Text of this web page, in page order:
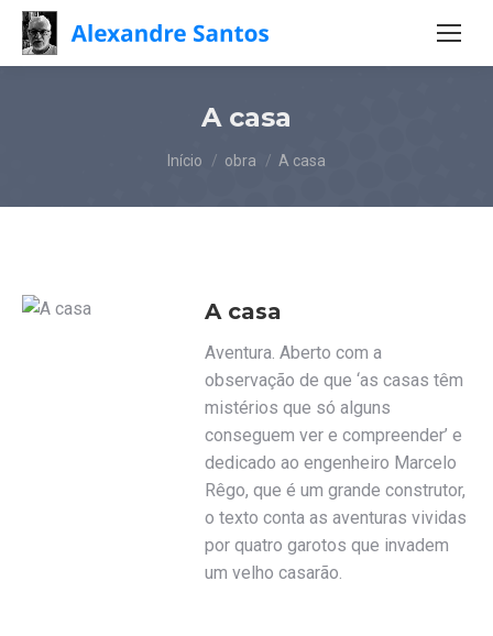
A casa
Você está aqui:
Início obra A casa
A casa
Aventura. Aberto com a
observação de que ‘as casas têm
mistérios que só alguns
conseguem ver e compreender’ e
dedicado ao engenheiro Marcelo
Rêgo, que é um grande construtor,
o texto conta as aventuras vividas
por quatro garotos que invadem
um velho casarão.